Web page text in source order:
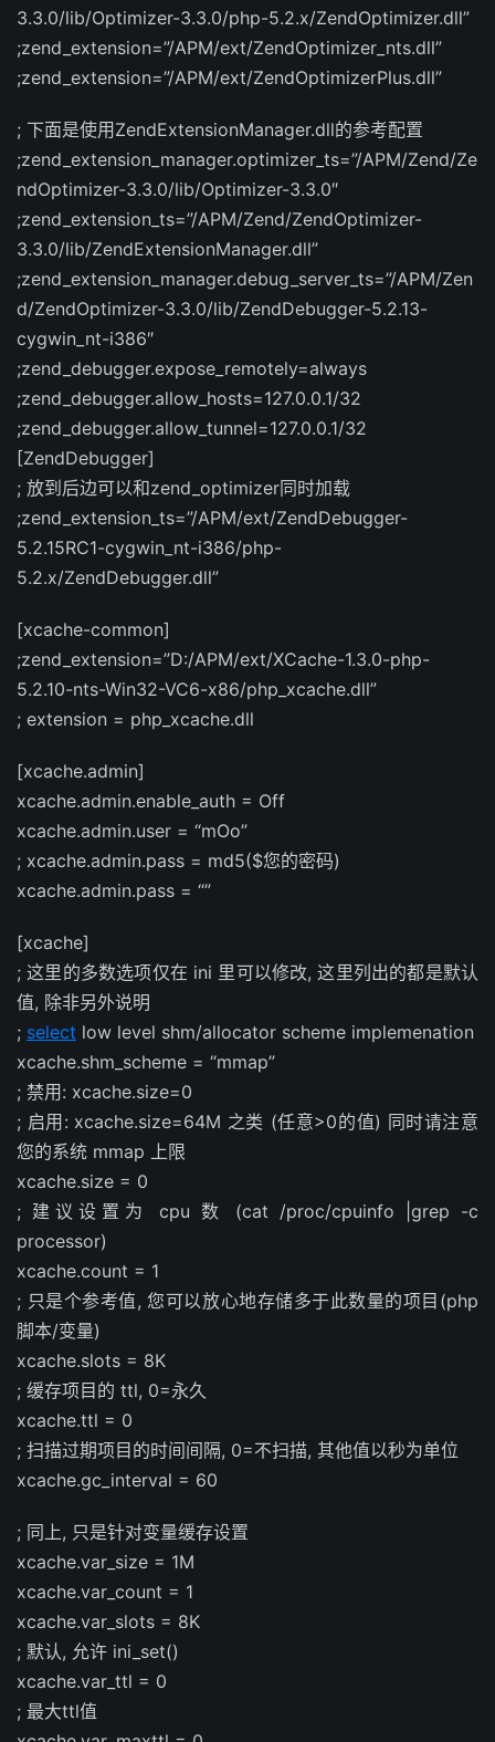
3.3.0/lib/Optimizer-3.3.0/php-5.2.x/ZendOptimizer.dll”
;zend_extension=”/APM/ext/ZendOptimizer_nts.dll”
;zend_extension=”/APM/ext/ZendOptimizerPlus.dll”
; 下面是使用ZendExtensionManager.dll的参考配置
;zend_extension_manager.optimizer_ts=”/APM/Zend/Ze
ndOptimizer-3.3.0/lib/Optimizer-3.3.0″
;zend_extension_ts=”/APM/Zend/ZendOptimizer-
3.3.0/lib/ZendExtensionManager.dll”
;zend_extension_manager.debug_server_ts=”/APM/Zen
d/ZendOptimizer-3.3.0/lib/ZendDebugger-5.2.13-
cygwin_nt-i386″
;zend_debugger.expose_remotely=always
;zend_debugger.allow_hosts=127.0.0.1/32
;zend_debugger.allow_tunnel=127.0.0.1/32
[ZendDebugger]
; 放到后边可以和zend_optimizer同时加载
;zend_extension_ts=”/APM/ext/ZendDebugger-
5.2.15RC1-cygwin_nt-i386/php-
5.2.x/ZendDebugger.dll”
[xcache-common]
;zend_extension=”D:/APM/ext/XCache-1.3.0-php-
5.2.10-nts-Win32-VC6-x86/php_xcache.dll”
; extension = php_xcache.dll
[xcache.admin]
xcache.admin.enable_auth = Off
xcache.admin.user = “mOo”
; xcache.admin.pass = md5($您的密码)
xcache.admin.pass = “”
[xcache]
; 这里的多数选项仅在 ini 里可以修改, 这里列出的都是默认
值, 除非另外说明
; select low level shm/allocator scheme implemenation
xcache.shm_scheme = “mmap”
; 禁用: xcache.size=0
; 启用: xcache.size=64M 之类 (任意>0的值) 同时请注意
您的系统 mmap 上限
xcache.size = 0
; 建议设置为 cpu 数 (cat /proc/cpuinfo |grep -c
processor)
xcache.count = 1
; 只是个参考值, 您可以放心地存储多于此数量的项目(php
脚本/变量)
xcache.slots = 8K
; 缓存项目的 ttl, 0=永久
xcache.ttl = 0
; 扫描过期项目的时间间隔, 0=不扫描, 其他值以秒为单位
xcache.gc_interval = 60
; 同上, 只是针对变量缓存设置
xcache.var_size = 1M
xcache.var_count = 1
xcache.var_slots = 8K
; 默认, 允许 ini_set()
xcache.var_ttl = 0
; 最大ttl值